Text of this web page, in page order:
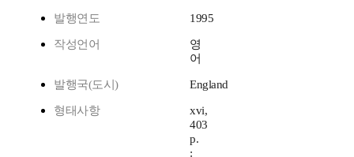
발행연도 1995
작성언어
영
어
발행국(도시) England
형태사항
xvi,
403
p.
: